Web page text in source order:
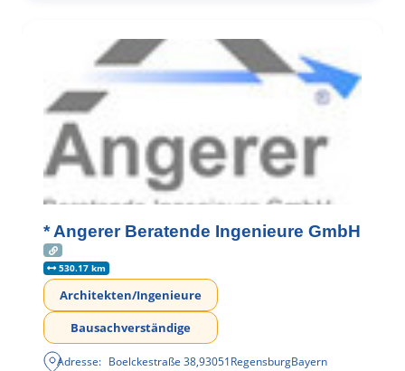
* Angerer Beratende Ingenieure GmbH
530.17 km
Architekten/Ingenieure
Bausachverständige
Adresse: Boelckestraße 38,93051RegensburgBayern